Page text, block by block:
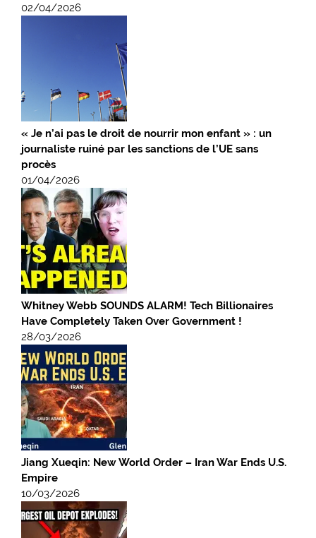
02/04/2026
« Je n’ai pas le droit de nourrir mon enfant » : un
journaliste ruiné par les sanctions de l’UE sans
procès
01/04/2026
Whitney Webb SOUNDS ALARM! Tech Billionaires
Have Completely Taken Over Government !
28/03/2026
Jiang Xueqin: New World Order – Iran War Ends U.S.
Empire
10/03/2026